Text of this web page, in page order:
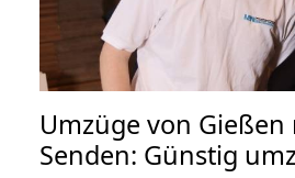
Umzüge von Gießen
Senden: Günstig